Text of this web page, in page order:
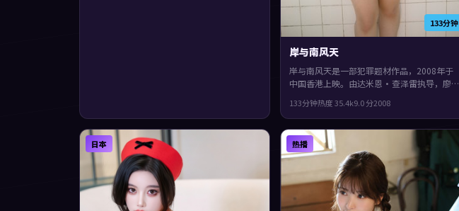
133分钟
岸与南风天
岸与南风天是一部犯罪题材作品，2008年于
中国香港上映。由达米恩·查泽雷执导，廖
保留了作者表达，城市空间成为情绪与悬念的
载体。
133分钟热度35.4k9.0分2008
日本 热播